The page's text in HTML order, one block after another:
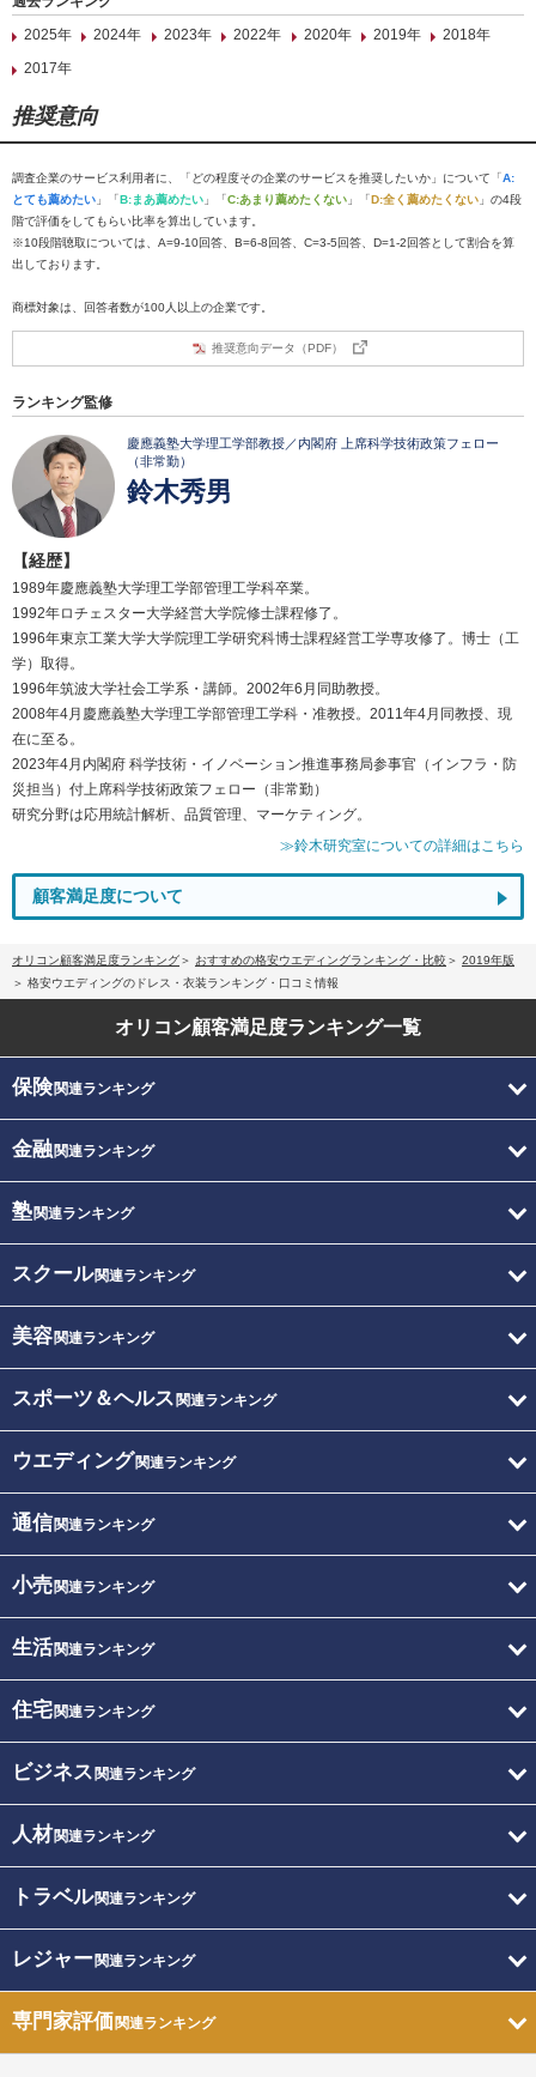
2025年
2024年 2023年 2022年 2020年 2019年
2018年
2017年
推奨意向
調査企業のサービス利用者に、「どの程度その企業のサービスを推奨したいか」について「A:
とても薦めたい 」「B:まあ薦めたい 」「C:あまり薦めたくない 」「D:全く薦めたくない 」の4段
階で評価をしてもらい比率を算出しています。
※10段階聴取については、A=9-10回答、B=6-8回答、C=3-5回答、D=1-2回答として割合を算
出しております。
商標対象は、回答者数が100人以上の企業です。
推奨意向データ（PDF）
ランキング監修
慶應義塾大学理工学部教授／内閣府 上席科学技術政策フェロー
（非常勤）
鈴木秀男
【経歴】
1989年慶應義塾大学理工学部管理工学科卒業。
1992年ロチェスター大学経営大学院修士課程修了。
1996年東京工業大学大学院理工学研究科博士課程経営工学専攻修了。博士（工
学）取得。
1996年筑波大学社会工学系・講師。2002年6月同助教授。
2008年4月慶應義塾大学理工学部管理工学科・准教授。2011年4月同教授、現
在に至る。
2023年4月内閣府 科学技術・イノベーション推進事務局参事官（インフラ・防
災担当）付上席科学技術政策フェロー（非常勤）
研究分野は応用統計解析、品質管理、マーケティング。
≫鈴木研究室についての詳細はこちら
顧客満足度について
オリコン顧客満足度ランキング おすすめの格安ウエディングランキング・比較
2019年版
格安ウエディングのドレス・衣装ランキング・口コミ情報
オリコン顧客満足度ランキング一覧
保険関連ランキング
金融関連ランキング
塾関連ランキング
スクール関連ランキング
美容関連ランキング
スポーツ＆ヘルス 関連ランキング
ウエディング関連ランキング
通信関連ランキング
小売関連ランキング
生活関連ランキング
住宅関連ランキング
ビジネス 関連ランキング
人材関連ランキング
トラベル関連ランキング
レジャー関連ランキング
専門家評価関連ランキング